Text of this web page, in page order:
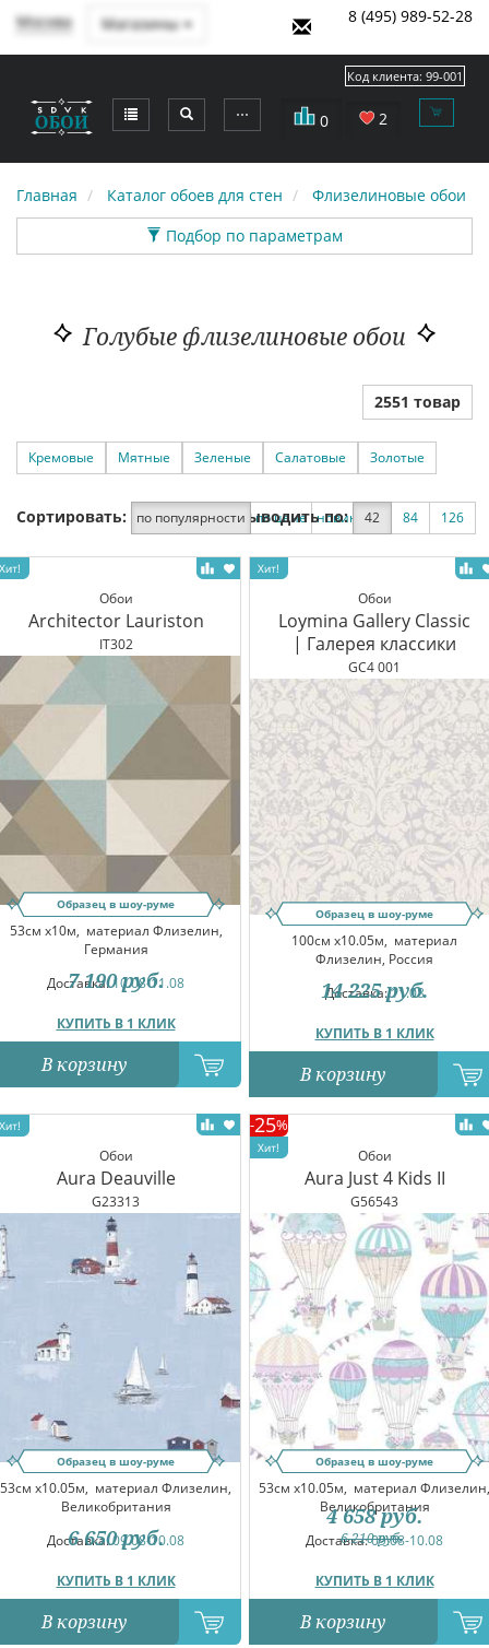
Москва Магазины 8 (495) 989-52-28
⋯ 0 2
Код клиента: 99-001
Главная Каталог обоев для стен
Флизелиновые обои
Подбор по параметрам
Голубые флизелиновые обои
2551 товар
Кремовые Мятные Зеленые Салатовые Золотые
Сортировать: по популярности по цене новинки по скидке
Выводить по: 42 84 126
Обои
Architector Lauriston
IT302
Образец в шоу-руме
53см x10м, материал Флизелин,
Германия
Доставка:10.08-11.08
КУПИТЬ В 1 КЛИК
7 190 руб.
В корзину
Обои
Loymina Gallery Classic
| Галерея классики
GC4 001
Образец в шоу-руме
100см x10.05м, материал
Флизелин, Россия
Доставка:11.08
КУПИТЬ В 1 КЛИК
14 225 руб.
В корзину
Обои
Aura Deauville
G23313
Образец в шоу-руме
53см x10.05м, материал Флизелин,
Великобритания
Доставка:09.08-10.08
КУПИТЬ В 1 КЛИК
6 650 руб.
В корзину
Обои
Aura Just 4 Kids II
G56543
-25%
Образец в шоу-руме
53см x10.05м, материал Флизелин,
Великобритания
Доставка:09.08-10.08
КУПИТЬ В 1 КЛИК
6 210руб.
4 658 руб.
В корзину